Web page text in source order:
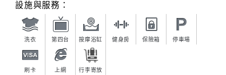
設施與服務：
洗衣 第四台 按摩浴缸 健身房 保險箱 停車場
刷卡 上網 行李寄放